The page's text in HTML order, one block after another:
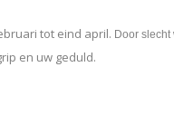
tot eind april. Door
en uw geduld.